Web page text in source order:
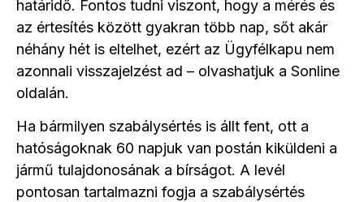
határidő. Fontos tudni viszont, hogy a mérés és
az értesítés között gyakran több nap, sőt akár
néhány hét is eltelhet, ezért az Ügyfélkapu nem
azonnali visszajelzést ad – olvashatjuk a Sonline
oldalán.
Ha bármilyen szabálysértés is állt fent, ott a
hatóságoknak 60 napjuk van postán kiküldeni a
jármű tulajdonosának a bírságot. A levél
pontosan tartalmazni fogja a szabálysértés